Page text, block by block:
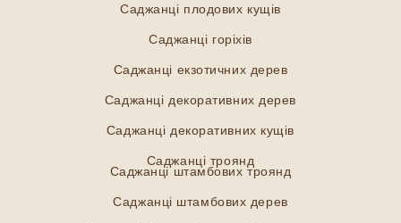
Саджанці плодових кущів
Саджанці горіхів
Саджанці екзотичних дерев
Саджанці декоративних дерев
Саджанці декоративних кущів
Саджанці троянд
Саджанці штамбових троянд
Саджанці штамбових дерев